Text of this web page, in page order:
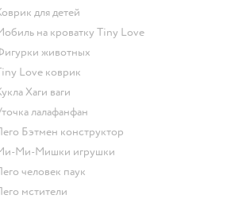
Коврик для детей
Мобиль на кроватку Tiny Love
Фигурки животных
Tiny Love коврик
Кукла Хаги ваги
Уточка лалафанфан
Лего Бэтмен конструктор
Ми-Ми-Мишки игрушки
Лего человек паук
Лего мстители